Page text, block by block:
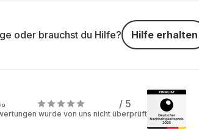
oder brauchst du Hilfe? Hilfe erhalten
/ 5
wurde von uns nicht überprüft